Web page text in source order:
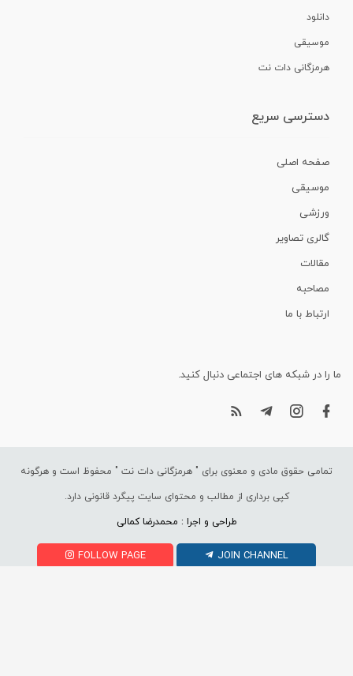
دانلود
موسیقی
هرمزگانی دات نت
دسترسی سریع
صفحه اصلی
موسیقی
ورزشی
گالری تصاویر
مقالات
مصاحبه
ارتباط با ما
ما را در شبکه های اجتماعی دنبال کنید.
تمامی حقوق مادی و معنوی برای " هرمزگانی دات نت " محفوظ است و هرگونه
کپی برداری از مطالب و محتوای سایت پیگرد قانونی دارد.
طراحی و اجرا : محمدرضا کمالی
FOLLOW PAGE JOIN CHANNEL